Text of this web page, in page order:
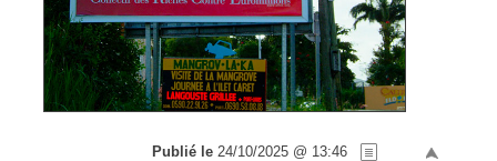
Publié le 24/10/2025 @ 13:46